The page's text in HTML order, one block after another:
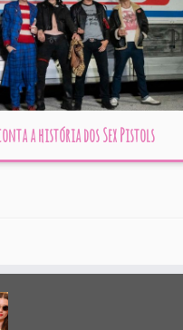
a história dos Sex Pistols